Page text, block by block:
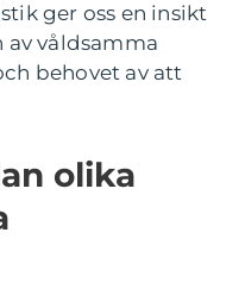
ger oss en insikt
av våldsamma
behovet av att
olika